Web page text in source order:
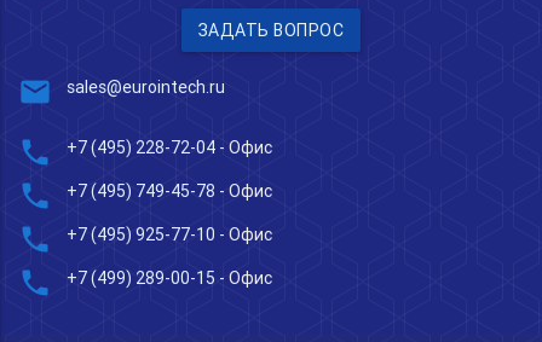
ЗАДАТЬ ВОПРОС
mail sales@eurointech.ru
phone +7 (495) 228-72-04 - Офис
phone +7 (495) 749-45-78 - Офис
phone +7 (495) 925-77-10 - Офис
phone +7 (499) 289-00-15 - Офис